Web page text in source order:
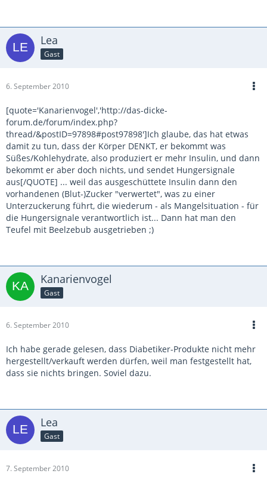
Lea
Gast
6. September 2010
[quote='Kanarienvogel','http://das-dicke-
forum.de/forum/index.php?
thread/&postID=97898#post97898']Ich glaube, das hat etwas
damit zu tun, dass der Körper DENKT, er bekommt was
Süßes/Kohlehydrate, also produziert er mehr Insulin, und dann
bekommt er aber doch nichts, und sendet Hungersignale
aus[/QUOTE] ... weil das ausgeschüttete Insulin dann den
vorhandenen (Blut-)Zucker "verwertet", was zu einer
Unterzuckerung führt, die wiederum - als Mangelsituation - für
die Hungersignale verantwortlich ist... Dann hat man den
Teufel mit Beelzebub ausgetrieben ;)
Kanarienvogel
Gast
6. September 2010
Ich habe gerade gelesen, dass Diabetiker-Produkte nicht mehr
hergestellt/verkauft werden dürfen, weil man festgestellt hat,
dass sie nichts bringen. Soviel dazu.
Lea
Gast
7. September 2010